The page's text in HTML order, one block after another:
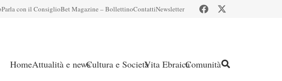
Parla con il ConsiglioBet Magazine – BollettinoContattiNewsletter
HomeAttualità e newsCultura e SocietàVita EbraicaComunità